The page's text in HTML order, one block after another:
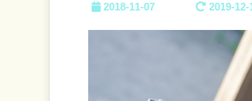
2018-11-07 2019-12-